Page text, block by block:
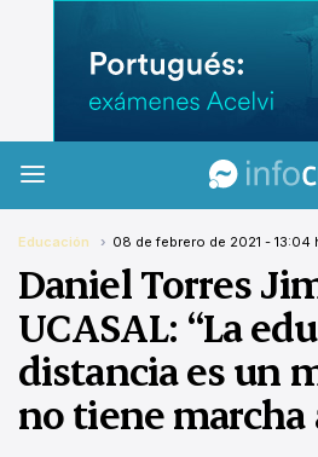
Educación 08 de febrero de 2021 - 13:04
Daniel Torres
UCASAL: “La
distancia es un
no tiene marcha